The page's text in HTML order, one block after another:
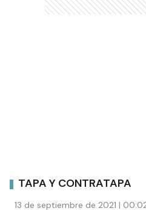
TAPA Y CONTRATAPA
13 de septiembre de 2021 |